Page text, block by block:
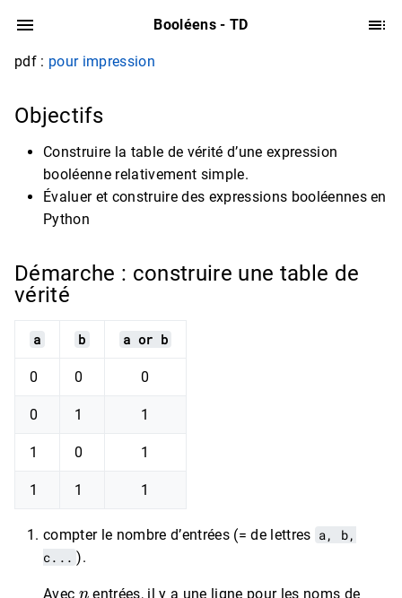
Booléens - TD
pdf : pour impression
Objectifs
Construire la table de vérité d’une expression
booléenne relativement simple.
Évaluer et construire des expressions booléennes en
Python
Démarche : construire une table de
vérité
a b a or b
0 0 0
0 1 1
1 0 1
1 1 1
compter le nombre d’entrées (= de lettres a, b,
c... ).
Avec
entrées, il y a une ligne pour les noms de